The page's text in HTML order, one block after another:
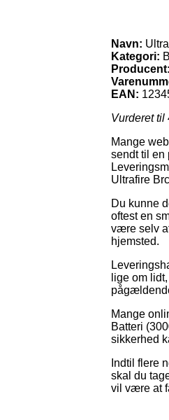
Navn:
Kategori:
Producent:
EAN:
Vurderet til
Mange
sendt til en
Ultrafire
Du kunne
oftest en
være selv
hjemsted.
lige om
Mange
Batteri
sikkerhed
Indtil flere
skal du
vil være at